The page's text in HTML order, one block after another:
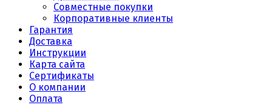
Совместные покупки
Корпоративные клиенты
Гарантия
Доставка
Инструкции
Карта сайта
Сертификаты
О компании
Оплата